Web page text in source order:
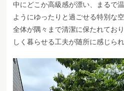
中にどこか高級感が漂い、まるで
ようにゆったりと過ごせる特別な
全体が隅々まで清潔に保たれてお
しく暮らせる工夫が随所に感じられ